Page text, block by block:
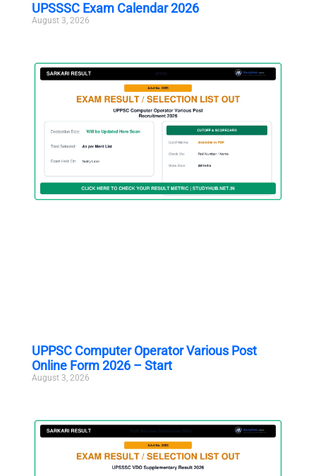
UPSSSC Exam Calendar 2026
August 3, 2026
UPPSC Computer Operator Various Post
Online Form 2026 – Start
August 3, 2026